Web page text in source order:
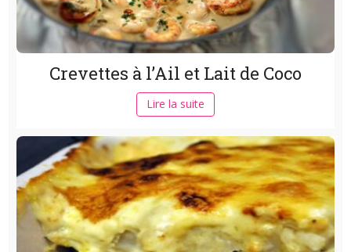
Crevettes à l’Ail et Lait de Coco
Lire la suite